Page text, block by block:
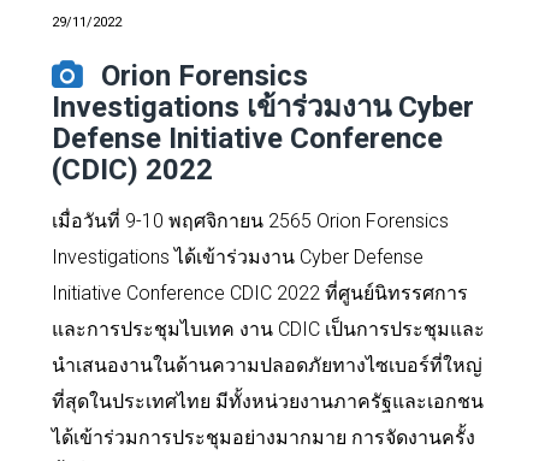
29/11/2022
Orion Forensics
Investigations เข้าร่วมงาน Cyber
Defense Initiative Conference
(CDIC) 2022
เมื่อวันที่ 9-10 พฤศจิกายน 2565 Orion Forensics
Investigations ได้เข้าร่วมงาน Cyber ​​Defense
Initiative Conference CDIC 2022 ที่ศูนย์นิทรรศการ
และการประชุมไบเทค งาน CDIC เป็นการประชุมและ
นำเสนองานในด้านความปลอดภัยทางไซเบอร์ที่ใหญ่
ที่สุดในประเทศไทย มีทั้งหน่วยงานภาครัฐและเอกชน
ได้เข้าร่วมการประชุมอย่างมากมาย การจัดงานครั้ง